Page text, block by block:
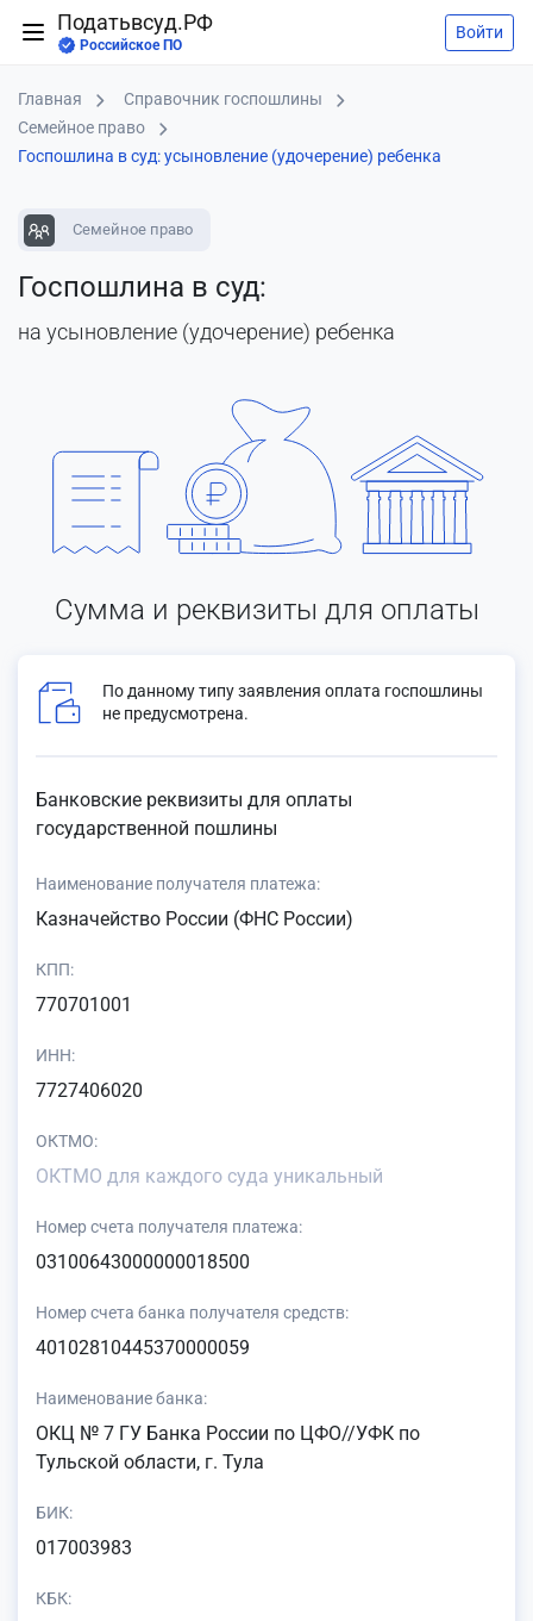
Податьвсуд.РФ
Российское ПО
Войти
Главная
Справочник госпошлины
Семейное право
Госпошлина в суд: усыновление (удочерение) ребенка
Семейное право
Госпошлина в суд:
на усыновление (удочерение) ребенка
Сумма и реквизиты для оплаты
По данному типу заявления оплата госпошлины
не предусмотрена.
Банковские реквизиты для оплаты
государственной пошлины
Наименование получателя платежа:
Казначейство России (ФНС России)
КПП:
770701001
ИНН:
7727406020
ОКТМО:
ОКТМО для каждого суда уникальный
Номер счета получателя платежа:
03100643000000018500
Номер счета банка получателя средств:
40102810445370000059
Наименование банка:
ОКЦ № 7 ГУ Банка России по ЦФО//УФК по
Тульской области, г. Тула
БИК:
017003983
КБК: